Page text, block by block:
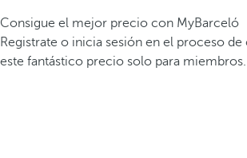
Consigue el mejor precio con MyBarceló
Registrate o inicia sesión en el proceso
este fantástico precio solo para miembros.